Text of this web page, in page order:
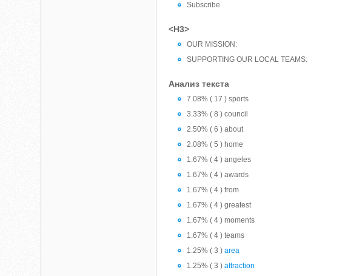
Subscribe
<H3>
OUR MISSION:
SUPPORTING OUR LOCAL TEAMS:
Анализ текста
7.08% ( 17 ) sports
3.33% ( 8 ) council
2.50% ( 6 ) about
2.08% ( 5 ) home
1.67% ( 4 ) angeles
1.67% ( 4 ) awards
1.67% ( 4 ) from
1.67% ( 4 ) greatest
1.67% ( 4 ) moments
1.67% ( 4 ) teams
1.25% ( 3 )area
1.25% ( 3 )attraction